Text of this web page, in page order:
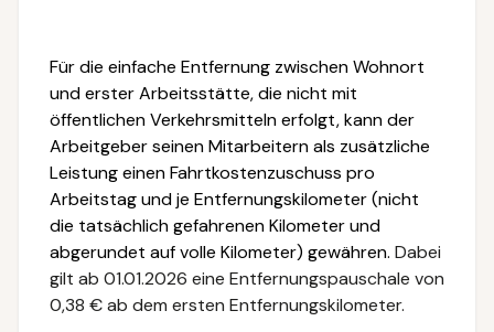
Für die einfache Entfernung zwischen Wohnort
und erster Arbeitsstätte, die nicht mit
öffentlichen Verkehrsmitteln erfolgt, kann der
Arbeitgeber seinen Mitarbeitern als zusätzliche
Leistung einen Fahrtkostenzuschuss pro
Arbeitstag und je Entfernungskilometer (nicht
die tatsächlich gefahrenen Kilometer und
abgerundet auf volle Kilometer) gewähren. Dabei
gilt ab 01.01.2026 eine Entfernungspauschale von
0,38 € ab dem ersten Entfernungskilometer.